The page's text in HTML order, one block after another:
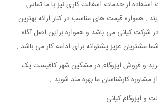
از خدمات اسفالت کاری نیز با ما تماس
. همواره قیمت های مناسب در کنار ارائه بهترین
شرکت کیانی می باشد و همواره براین اصل آگاه
مشتریان عزیز پشتوانه برای ادامه کار می باشد .
و فروش ایزوگام در مشکین شهر کافیست یک
مشاوره کارشناسان ما بهره مند شوید .
و ایزوگام کیانی